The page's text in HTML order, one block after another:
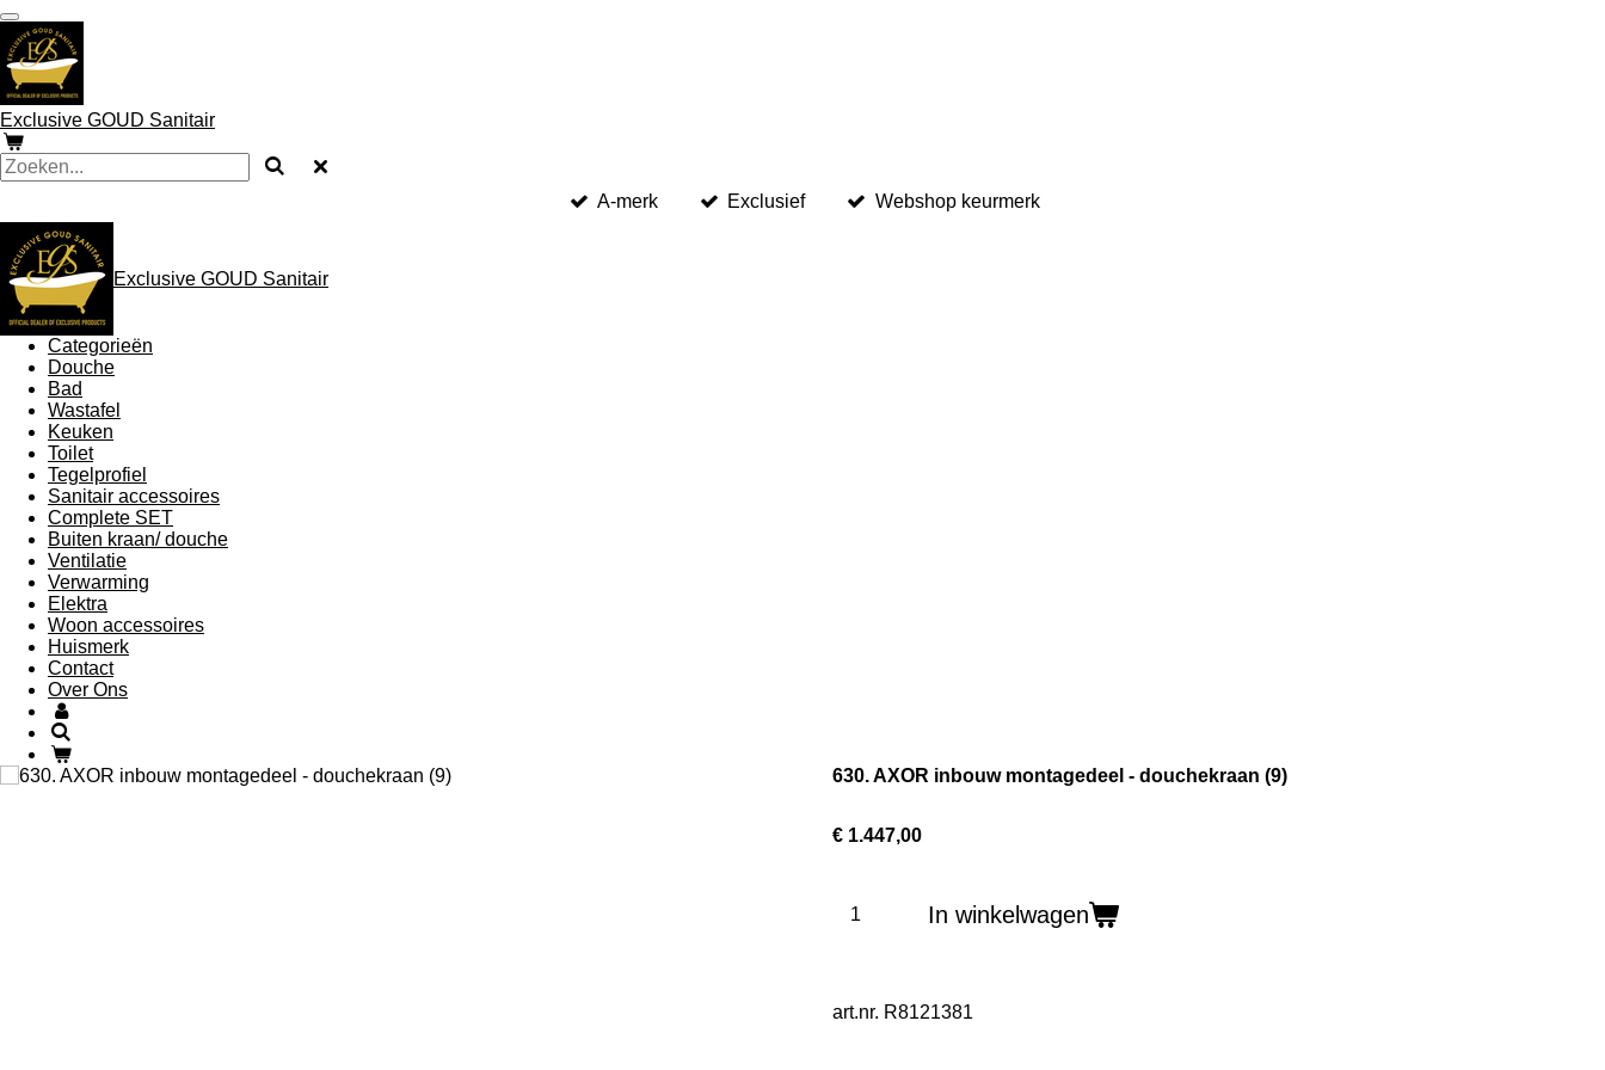
Ga
direct
naar
de
hoofdinhoud
Exclusive GOUD Sanitair
A-merk Exclusief Webshop keurmerk
Exclusive GOUD Sanitair
Categorieën
Douche
Bad
Wastafel
Keuken
Toilet
Tegelprofiel
Sanitair accessoires
Complete SET
Buiten kraan/ douche
Ventilatie
Verwarming
Elektra
Woon accessoires
Huismerk
Contact
Over Ons
630. AXOR inbouw montagedeel - douchekraan (9)
€ 1.447,00
In winkelwagen
art.nr. R8121381